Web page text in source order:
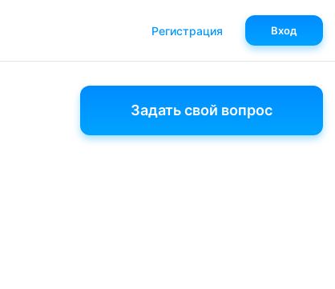
Задать свой вопрос
Регистрация Вход